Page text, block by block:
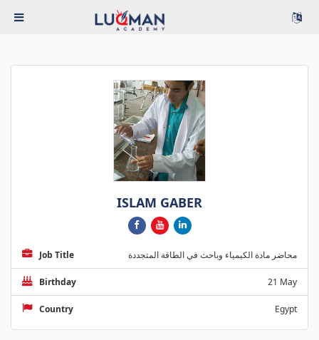
ISLAM GABER
Job Title محاضر مادة الكيمياء وباحث في الطاقة المتجددة
Birthday 21 May
Country Egypt